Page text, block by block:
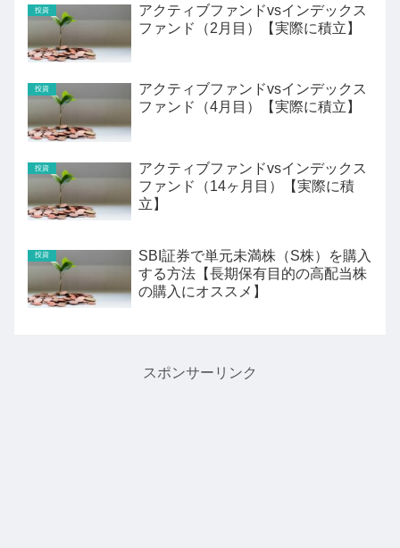
投資
アクティブファンドvsインデックス
ファンド（2月目）【実際に積立】
投資
アクティブファンドvsインデックス
ファンド（4月目）【実際に積立】
投資
アクティブファンドvsインデックス
ファンド（14ヶ月目）【実際に積
立】
投資
SBI証券で単元未満株（S株）を購入
する方法【長期保有目的の高配当株
の購入にオススメ】
スポンサーリンク